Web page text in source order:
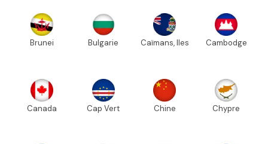
Brunei Bulgarie Caïmans, Iles Cambodge
Canada Cap Vert Chine Chypre